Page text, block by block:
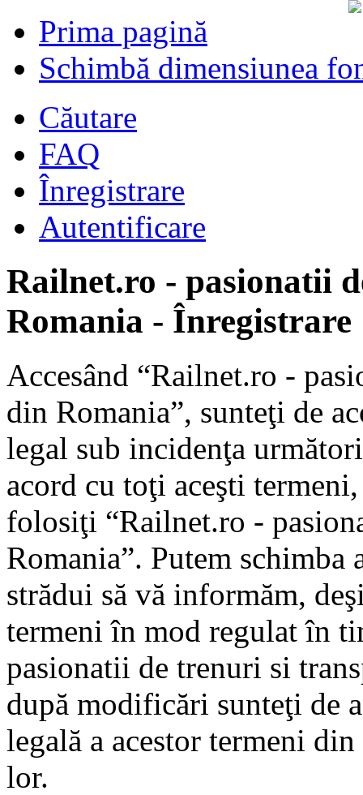
Prima pagină
Schimbă dimensiunea
Căutare
FAQ
Înregistrare
Autentificare
Railnet.ro - pasionatii
Romania - Înregistrare
Accesând “Railnet.ro -
din Romania”, sunteţi de
legal sub incidenţa
acord cu toţi aceşti
folosiţi “Railnet.ro -
Romania”. Putem
strădui să vă informăm,
termeni în mod regulat în
pasionatii de trenuri si
după modificări sunteţi de
legală a acestor termeni
lor.